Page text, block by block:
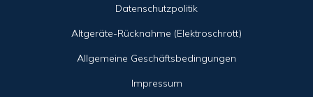
Datenschutzpolitik
Altgeräte-Rücknahme (Elektroschrott)
Allgemeine Geschäftsbedingungen
Impressum